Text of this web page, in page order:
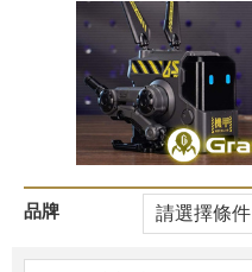
品牌 請選擇條件